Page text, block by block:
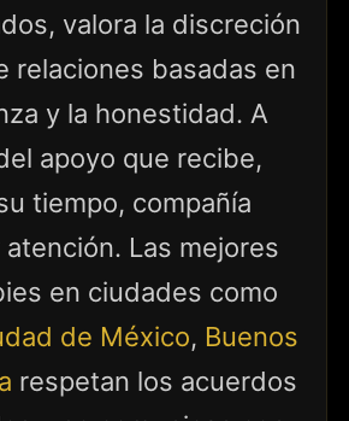
valora la discreción
relaciones basadas en
y la honestidad. A
apoyo que recibe,
tiempo, compañía
Las mejores
en ciudades como
de México, Buenos
respetan los acuerdos